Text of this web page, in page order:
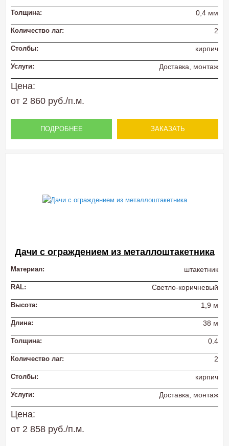
Толщина: 0,4 мм
Количество лаг: 2
Столбы: кирпич
Услуги: Доставка, монтаж
Цена:
от 2 860 руб./п.м.
ПОДРОБНЕЕ ЗАКАЗАТЬ
Дачи с ограждением из металлоштакетника
Материал: штакетник
RAL: Светло-коричневый
Высота: 1,9 м
Длина: 38 м
Толщина: 0.4
Количество лаг: 2
Столбы: кирпич
Услуги: Доставка, монтаж
Цена:
от 2 858 руб./п.м.